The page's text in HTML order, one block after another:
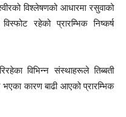
विश्लेषणको आधारमा रसुवाको
रहेको प्रारम्भिक निष्कर्ष
विभिन्न संस्थाहरूले तिब्बती
भएका कारण बाढी आएको प्रारम्भिक